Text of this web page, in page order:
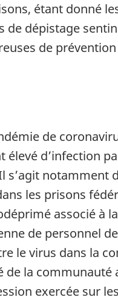
étant donné
de dépistage
de
de
d’infection
s’agit notamment
les prisons
associé à
de personnel
le virus dans la
de la
exercée sur